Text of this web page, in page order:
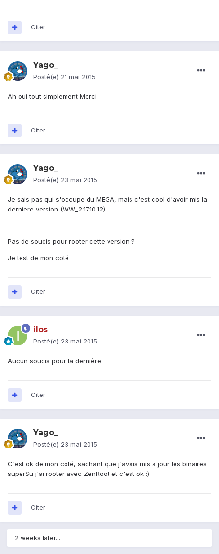
Citer
Yago_
Posté(e) 21 mai 2015
Ah oui tout simplement Merci
Citer
Yago_
Posté(e) 23 mai 2015
Je sais pas qui s'occupe du MEGA, mais c'est cool d'avoir mis la
derniere version (WW_2.17.10.12)
Pas de soucis pour rooter cette version ?
Je test de mon coté
Citer
ilos
Posté(e) 23 mai 2015
Aucun soucis pour la dernière
Citer
Yago_
Posté(e) 23 mai 2015
C'est ok de mon coté, sachant que j'avais mis a jour les binaires
superSu j'ai rooter avec ZenRoot et c'est ok :)
Citer
2 weeks later...